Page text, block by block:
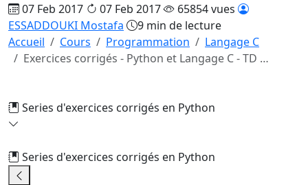
07 Feb 2017 07 Feb 2017
65854 vues
ESSADDOUKI Mostafa
9 min de lecture
Accueil
Cours Programmation
Langage C
Exercices corrigés - Python et Langage C - TD …
Series d'exercices corrigés en Python
Series d'exercices corrigés en Python